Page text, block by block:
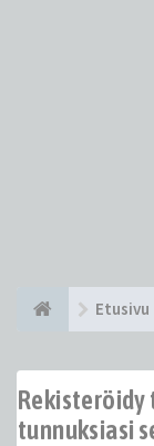
Etusivu
tunnuksiasi